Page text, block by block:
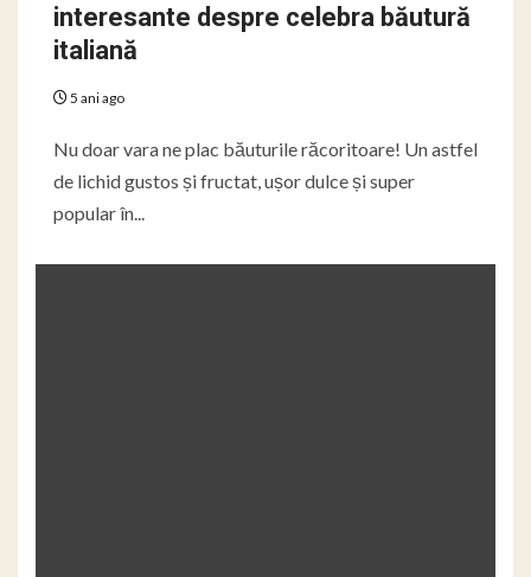
interesante despre celebra băutură
italiană
5 ani ago
Nu doar vara ne plac băuturile răcoritoare! Un astfel
de lichid gustos și fructat, ușor dulce și super
popular în...